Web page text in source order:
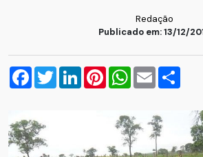
Redação
Publicado em: 13/12/
Facebook
TwitterLinkedInPinterestWhatsApp
Email